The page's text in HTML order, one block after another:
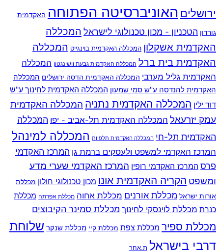
ירושלים האוניברסיטה הפתוחה האקדמית
גורדון הטכניון - מכון טכנולוגי לישראל המכללה
האקדמית אשקלון המכללה האקדמית בוינגייט המכללה
האקדמית בית ברל המכללה האקדמית גבעת וושינגטון המכללה
האקדמית גליל מערבי המכללה האקדמית הדסה ירושלים המכללה
האקדמית להנדסה ע"ש סמי שמעון המכללה האקדמית לחינוך ע"ש
דוד ילין המכללה האקדמית נתניה המכללה האקדמית
עמק יזרעאל המכללה האקדמית תל-אביב - יפו המכללה
האקדמית תל-חי המכללה האקדמית תלפיות המכללה למינהל
המרכז האקדמי למשפט ולעסקים ברמת גן המרכז האקדמי
פרס המרכז האקדמי רופין המרכז האקדמי שערי מדע
ומשפט הקריה האקדמית אונו מכון טכנולוגי חולון מכללת
אורות ישראל מכללת אורנים מכללת אחוה מכללת אפרתה מכללת
כנרת מכללת לוינסקי לחינוך מכללת סמינר הקיבוצים
מכללת ספיר מכללת צפת מכללת קיי מכללת שנקר שלוחת
דרבי בישראל ת.אחר